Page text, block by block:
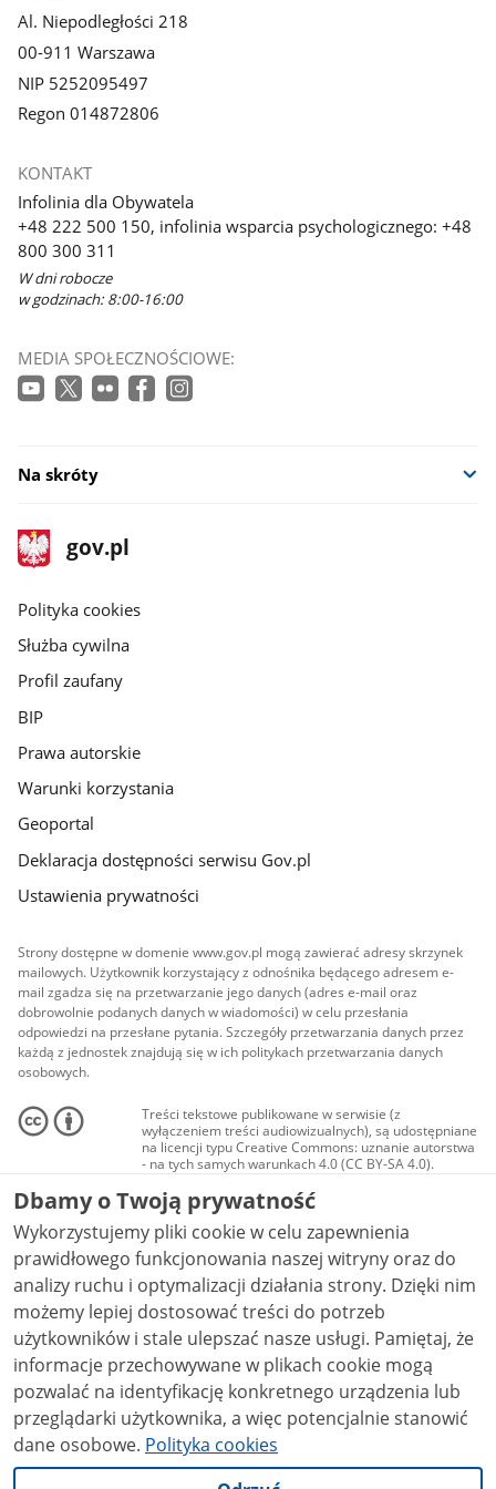
Al. Niepodległości 218
00-911 Warszawa
NIP 5252095497
Regon 014872806
KONTAKT
Infolinia dla Obywatela
+48 222 500 150, infolinia wsparcia psychologicznego: +48
800 300 311
W dni robocze
w godzinach: 8:00-16:00
MEDIA SPOŁECZNOŚCIOWE:
Na skróty
stopka
gov.pl
Strona
gov.pl
gov.pl
Polityka cookies
Służba cywilna
Profil zaufany
BIP
Prawa autorskie
Warunki korzystania
Geoportal
Deklaracja dostępności serwisu Gov.pl
Ustawienia prywatności
Strony dostępne w domenie www.gov.pl mogą zawierać adresy skrzynek
mailowych. Użytkownik korzystający z odnośnika będącego adresem e-
mail zgadza się na przetwarzanie jego danych (adres e-mail oraz
dobrowolnie podanych danych w wiadomości) w celu przesłania
odpowiedzi na przesłane pytania. Szczegóły przetwarzania danych przez
każdą z jednostek znajdują się w ich politykach przetwarzania danych
osobowych.
Treści tekstowe publikowane w serwisie (z
wyłączeniem treści audiowizualnych), są udostępniane
na licencji typu Creative Commons: uznanie autorstwa
- na tych samych warunkach 4.0 (CC BY-SA 4.0).
Materiały audiowizualne, w tym zdjęcia, materiały
audio i wideo, są udostępniane na licencji typu
Creative Commons: uznanie autorstwa użycie
niekomercyjne - bez utworów zależnych 4.0 (CC BY-
NC-ND 4.0), o ile nie jest to stwierdzone inaczej.
Dbamy o Twoją prywatność
Wykorzystujemy pliki cookie w celu zapewnienia
prawidłowego funkcjonowania naszej witryny oraz do
analizy ruchu i optymalizacji działania strony. Dzięki nim
możemy lepiej dostosować treści do potrzeb
użytkowników i stale ulepszać nasze usługi. Pamiętaj, że
informacje przechowywane w plikach cookie mogą
pozwalać na identyfikację konkretnego urządzenia lub
przeglądarki użytkownika, a więc potencjalnie stanowić
dane osobowe. Polityka cookies